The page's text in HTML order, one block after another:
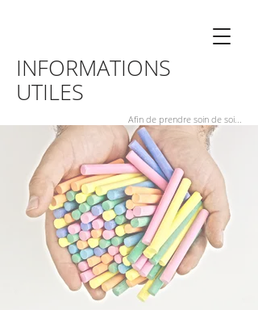
INFORMATIONS
UTILES
Afin de prendre soin de soi...